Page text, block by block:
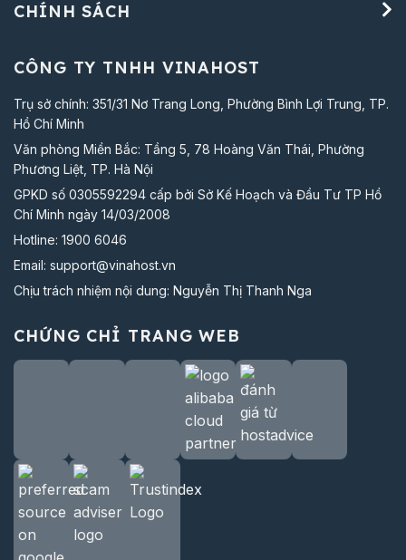
CHÍNH SÁCH
CÔNG TY TNHH VINAHOST
Trụ sở chính: 351/31 Nơ Trang Long, Phường Bình Lợi Trung, TP.
Hồ Chí Minh
Văn phòng Miền Bắc: Tầng 5, 78 Hoàng Văn Thái, Phường
Phương Liệt, TP. Hà Nội
GPKD số 0305592294 cấp bởi Sở Kế Hoạch và Đầu Tư TP Hồ
Chí Minh ngày 14/03/2008
Hotline: 1900 6046
Email: support@vinahost.vn
Chịu trách nhiệm nội dung: Nguyễn Thị Thanh Nga
CHỨNG CHỈ TRANG WEB